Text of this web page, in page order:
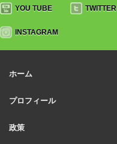
YOU TUBE TWITTER
INSTAGRAM
ホーム
プロフィール
政策